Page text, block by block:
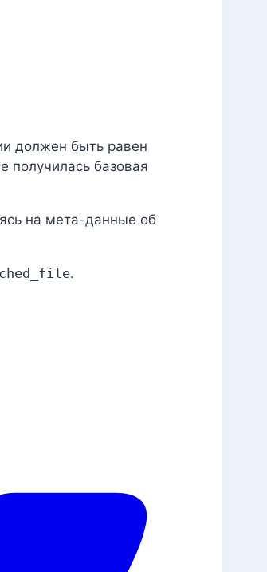
должен быть равен
получилась базовая
на мета-данные об
.